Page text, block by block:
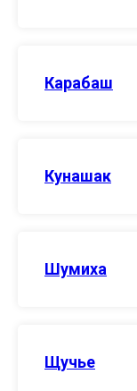
Карабаш
Кунашак
Шумиха
Щучье